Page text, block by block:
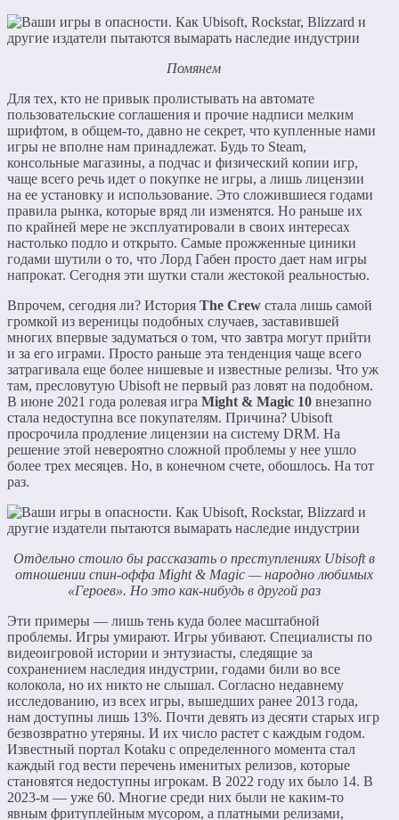
Помянем
Для тех, кто не привык пролистывать на автомате
пользовательские соглашения и прочие надписи мелким
шрифтом, в общем-то, давно не секрет, что купленные нами
игры не вполне нам принадлежат. Будь то Steam,
консольные магазины, а подчас и физический копии игр,
чаще всего речь идет о покупке не игры, а лишь лицензии
на ее установку и использование. Это сложившиеся годами
правила рынка, которые вряд ли изменятся. Но раньше их
по крайней мере не эксплуатировали в своих интересах
настолько подло и открыто. Самые прожженные циники
годами шутили о то, что Лорд Габен просто дает нам игры
напрокат. Сегодня эти шутки стали жестокой реальностью.
Впрочем, сегодня ли? История The Crew стала лишь самой
громкой из вереницы подобных случаев, заставившей
многих впервые задуматься о том, что завтра могут прийти
и за его играми. Просто раньше эта тенденция чаще всего
затрагивала еще более нишевые и известные релизы. Что уж
там, пресловутую Ubisoft не первый раз ловят на подобном.
В июне 2021 года ролевая игра Might & Magic 10 внезапно
стала недоступна все покупателям. Причина? Ubisoft
просрочила продление лицензии на систему DRM. На
решение этой невероятно сложной проблемы у нее ушло
более трех месяцев. Но, в конечном счете, обошлось. На тот
раз.
Отдельно стоило бы рассказать о преступлениях Ubisoft в
отношении спин-оффа Might & Magic — народно любимых
«Героев». Но это как-нибудь в другой раз
Эти примеры — лишь тень куда более масштабной
проблемы. Игры умирают. Игры убивают. Специалисты по
видеоигровой истории и энтузиасты, следящие за
сохранением наследия индустрии, годами били во все
колокола, но их никто не слышал. Согласно недавнему
исследованию, из всех игры, вышедших ранее 2013 года,
нам доступны лишь 13%. Почти девять из десяти старых игр
безвозвратно утеряны. И их число растет с каждым годом.
Известный портал Kotaku с определенного момента стал
каждый год вести перечень именитых релизов, которые
становятся недоступны игрокам. В 2022 году их было 14. В
2023-м — уже 60. Многие среди них были не каким-то
явным фритуплейным мусором, а платными релизами,